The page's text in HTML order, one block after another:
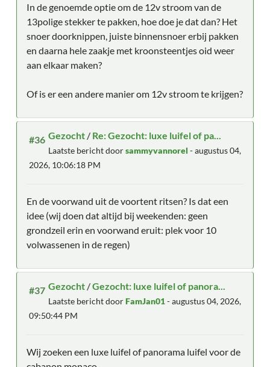
In de genoemde optie om de 12v stroom van de
13polige stekker te pakken, hoe doe je dat dan? Het
snoer doorknippen, juiste binnensnoer erbij pakken
en daarna hele zaakje met kroonsteentjes oid weer
aan elkaar maken?
Of is er een andere manier om 12v stroom te krijgen?
#36 Gezocht /Re: Gezocht: luxe luifel of pa...
Laatste bericht doorsammyvannorel - augustus 04,
2026, 10:06:18 PM
En de voorwand uit de voortent ritsen? Is dat een
idee (wij doen dat altijd bij weekenden: geen
grondzeil erin en voorwand eruit: plek voor 10
volwassenen in de regen)
#37 Gezocht /Gezocht: luxe luifel of panora...
Laatste bericht doorFamJan01- augustus 04, 2026,
09:50:44 PM
Wij zoeken een luxe luifel of panorama luifel voor de